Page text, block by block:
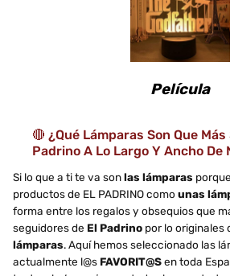
Película
🔴 ¿Qué Lámparas Son Que Más
Padrino A Lo Largo Y Ancho De
Si lo que a ti te va sonlas lámparas
productos de EL PADRINO comounas
forma entre los regalos y obsequios que
seguidores de El Padrino por lo originales
lámparas. Aquí hemos seleccionado las
actualmente l@s FAVORIT@Sen toda